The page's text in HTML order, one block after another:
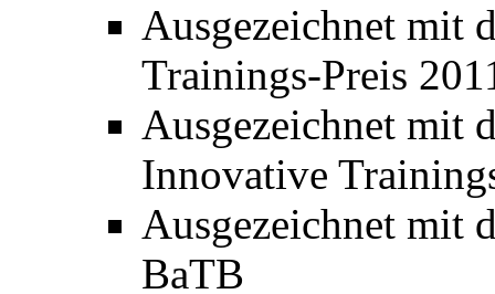
Ausgezeichnet mit
Trainings-Preis
Ausgezeichnet mit
Innovative
Ausgezeichnet mit
BaTB